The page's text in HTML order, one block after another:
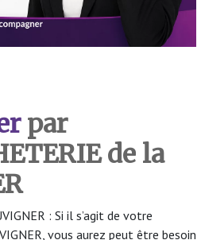
par
de la
: Si il s’agit de votre
vous aurez peut être besoin